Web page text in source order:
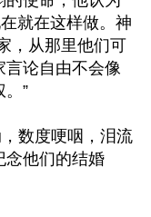
就在这样做。神
，从那里他们可
言论自由不会像
”
数度哽咽，泪流
念他们的结婚